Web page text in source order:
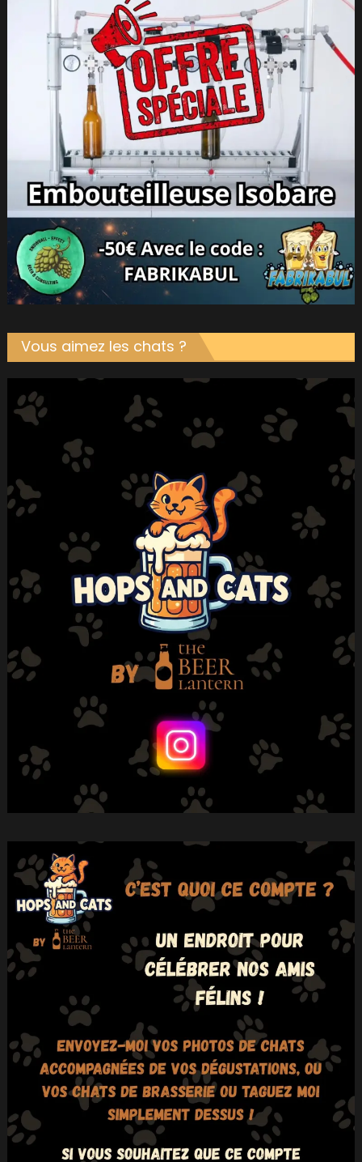
Vous aimez les chats ?